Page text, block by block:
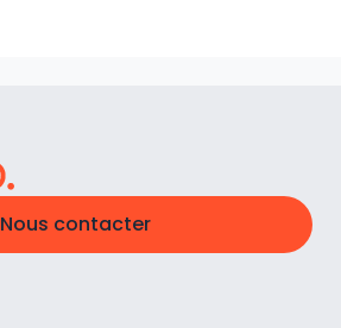
Nous contacter